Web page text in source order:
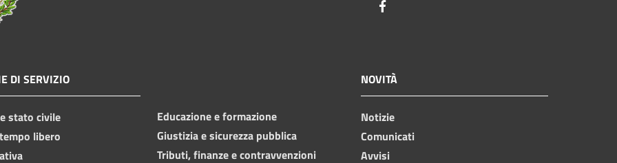
DI SERVIZIO
stato civile
libero
Educazione e formazione
Giustizia e sicurezza pubblica
Tributi, finanze e contravvenzioni
NOVITÀ
Notizie
Comunicati
Avvisi